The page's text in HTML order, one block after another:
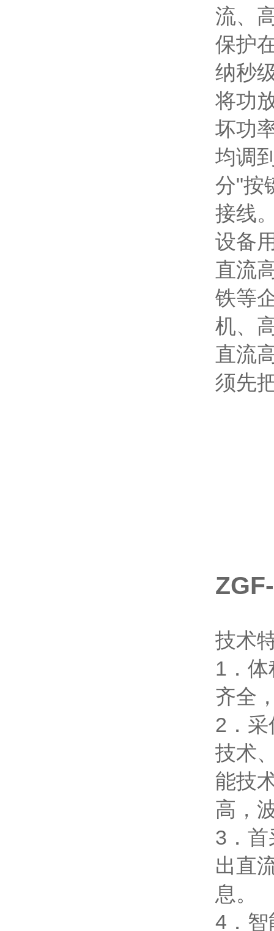
流、
保护
纳秒
将功
坏功
均调
分"按
接线
设备
直流
铁等
机、
直流
须先
技术
1．
齐全
2．
技术
能技
高，
3．
出直
息。
4．智